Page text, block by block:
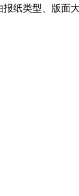
纸类型、版